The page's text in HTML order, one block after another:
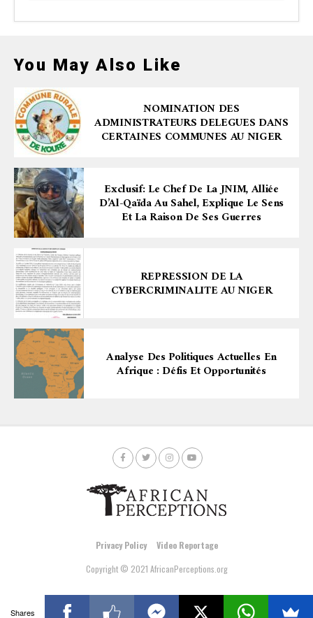
You May Also Like
NOMINATION DES
ADMINISTRATEURS DELEGUES DANS
CERTAINES COMMUNES AU NIGER
Exclusif: Le Chef De La JNIM, Alliée
D’Al-Qaïda Au Sahel, Explique Le Sens
Et La Raison De Ses Guerres
REPRESSION DE LA
CYBERCRIMINALITE AU NIGER
Analyse Des Politiques Actuelles En
Afrique : Défis Et Opportunités
Privacy Policy
Video Reportage
Copyright © 2021 AfricanPerceptions.org
Shares